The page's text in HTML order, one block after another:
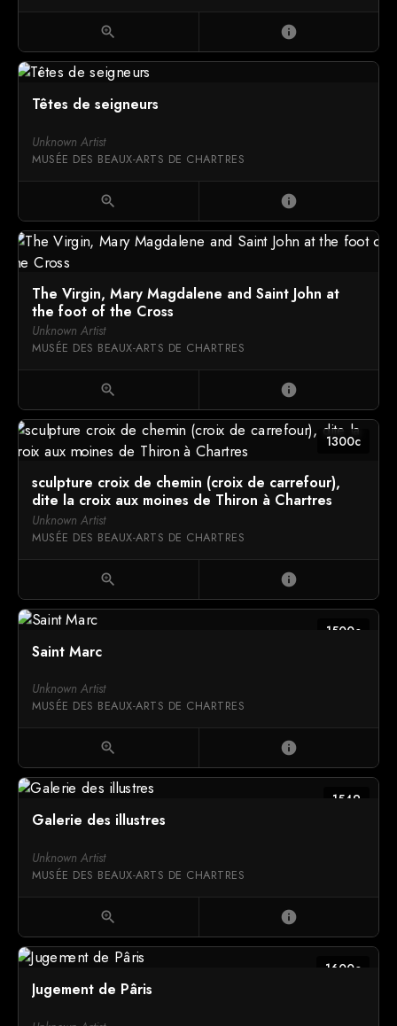
zoom_in info
Têtes de seigneurs
Unknown Artist
MUSÉE DES BEAUX-ARTS DE CHARTRES
zoom_in info
The Virgin, Mary Magdalene and Saint John at
the foot of the Cross
Unknown Artist
MUSÉE DES BEAUX-ARTS DE CHARTRES
zoom_in info
1300c
sculpture croix de chemin (croix de carrefour),
dite la croix aux moines de Thiron à Chartres
Unknown Artist
MUSÉE DES BEAUX-ARTS DE CHARTRES
zoom_in info
1500c
Saint Marc
Unknown Artist
MUSÉE DES BEAUX-ARTS DE CHARTRES
zoom_in info
1549
Galerie des illustres
Unknown Artist
MUSÉE DES BEAUX-ARTS DE CHARTRES
zoom_in info
1600c
Jugement de Pâris